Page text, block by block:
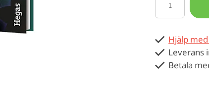
Hjälp
Leverans
Betala